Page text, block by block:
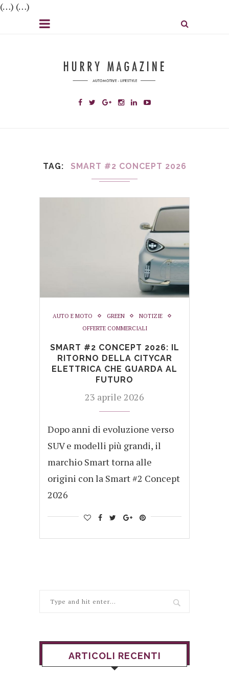
(…) (…)
TAG SMART #2 CONCEPT 2026
AUTO E MOTO GREEN
NOTIZIE
OFFERTE COMMERCIALI
SMART #2 CONCEPT 2026: IL
RITORNO DELLA CITYCAR
ELETTRICA CHE GUARDA AL
FUTURO
23 aprile 2026
Dopo anni di evoluzione verso
SUV e modelli più grandi, il
marchio Smart torna alle
origini con la Smart #2 Concept
2026
ARTICOLI RECENTI